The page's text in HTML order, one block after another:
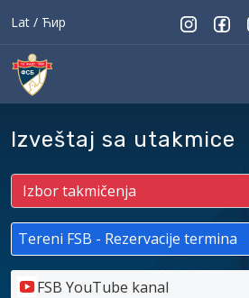
Lat / Ћир
Izveštaj sa utakmice
Tereni FSB - Rezervacije termina
FSB YouTube kanal